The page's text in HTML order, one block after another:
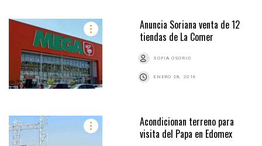
Anuncia Soriana venta de 12
tiendas de La Comer
SOFIA OSORIO
ENERO 28, 2016
Acondicionan terreno para
visita del Papa en Edomex